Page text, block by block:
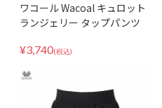
ワコール Wacoal キュロット
ランジェリー タップパンツ
由来素材使用 HDB520 LLサイ
¥3,740(税込)